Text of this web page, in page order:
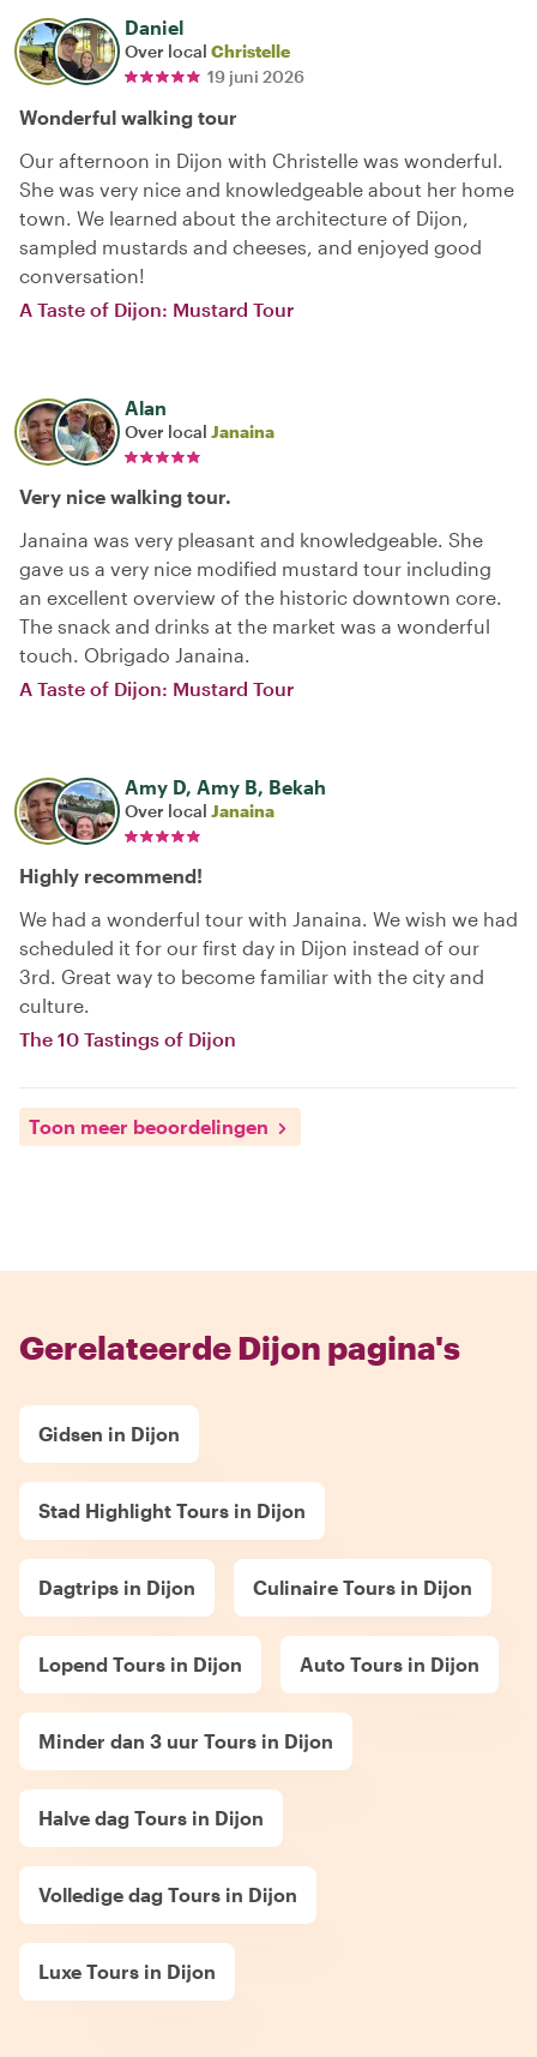
Daniel
Over local Christelle
19 juni 2026
Wonderful walking tour
Our afternoon in Dijon with Christelle was wonderful.
She was very nice and knowledgeable about her home
town. We learned about the architecture of Dijon,
sampled mustards and cheeses, and enjoyed good
conversation!
A Taste of Dijon: Mustard Tour
Alan
Over local Janaina
Very nice walking tour.
Janaina was very pleasant and knowledgeable. She
gave us a very nice modified mustard tour including
an excellent overview of the historic downtown core.
The snack and drinks at the market was a wonderful
touch. Obrigado Janaina.
A Taste of Dijon: Mustard Tour
Amy D, Amy B, Bekah
Over local Janaina
Highly recommend!
We had a wonderful tour with Janaina. We wish we had
scheduled it for our first day in Dijon instead of our
3rd. Great way to become familiar with the city and
culture.
The 10 Tastings of Dijon
Toon meer beoordelingen
Gerelateerde Dijon pagina's
Gidsen in Dijon
Stad Highlight Tours in Dijon
Dagtrips in Dijon Culinaire Tours in Dijon
Lopend Tours in Dijon Auto Tours in Dijon
Minder dan 3 uur Tours in Dijon
Halve dag Tours in Dijon
Volledige dag Tours in Dijon
Luxe Tours in Dijon